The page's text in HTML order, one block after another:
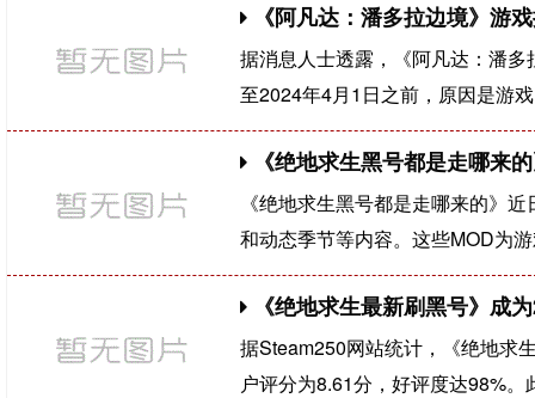
《阿凡达：潘多拉边境》游
据消息人士透露，《阿凡达：潘
至2024年4月1日之前，原因是游
《绝地求生黑号都是走哪来
《绝地求生黑号都是走哪来的》
和动态季节等内容。这些MOD为
《绝地求生最新刷黑号》成
据Steam250网站统计，《绝地求
户评分为8.61分，好评度达98%